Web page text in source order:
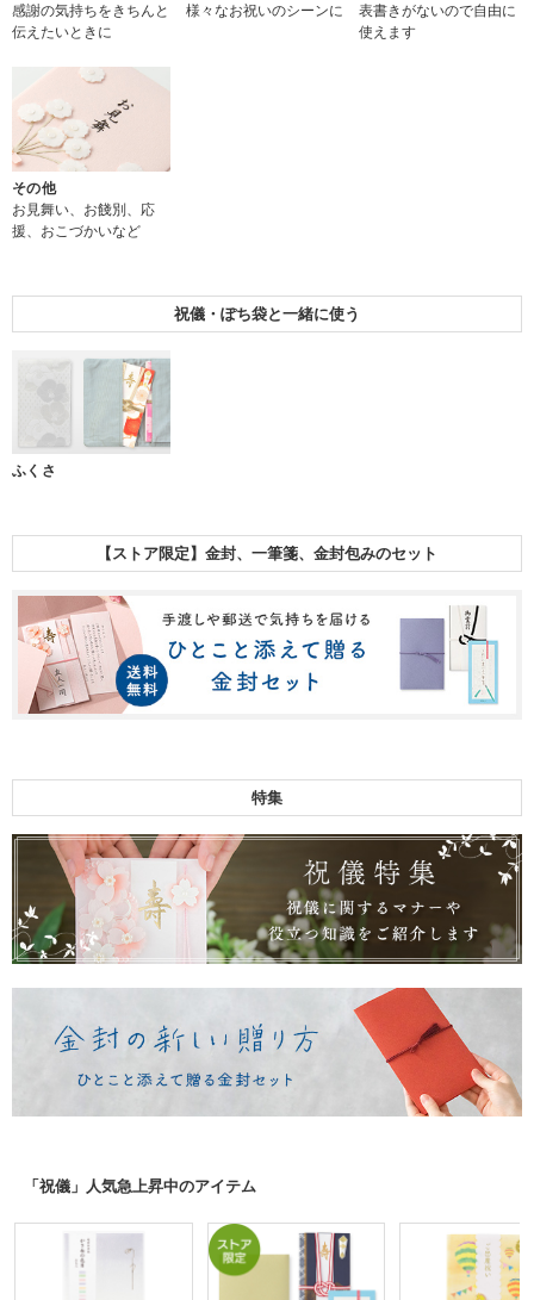
感謝の気持ちをきちんと
伝えたいときに
様々なお祝いのシーンに
表書きがないので自由に
使えます
その他
お見舞い、お餞別、応
援、おこづかいなど
祝儀・ぽち袋と一緒に使う
ふくさ
【ストア限定】金封、一筆箋、金封包みのセット
特集
「祝儀」人気急上昇中のアイテム